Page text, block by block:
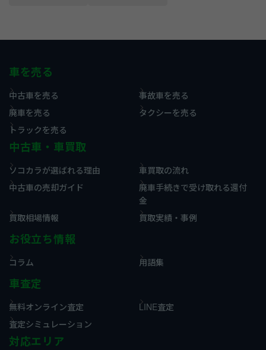
車を売る
中古車を売る
事故車を売る
廃車を売る
タクシーを売る
トラックを売る
中古車・車買取
ソコカラが選ばれる理由
車買取の流れ
中古車の売却ガイド
廃車手続きで受け取れる還付
金
買取相場情報
買取実績・事例
お役立ち情報
コラム 用語集
車査定
無料オンライン査定
LINE査定
査定シミュレーション
対応エリア